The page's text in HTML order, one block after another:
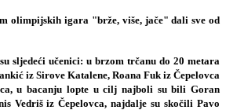
olimpijskih igara "brže, više, jače" dali sve od
sljedeći učenici: u brzom trčanu do 20 metara
iz Sirove Katalene, Roana Fuk iz Čepelovca
u bacanju lopte u cilj najboli su bili Goran
Vedriš iz Čepelovca, najdalje su skočili Pavo